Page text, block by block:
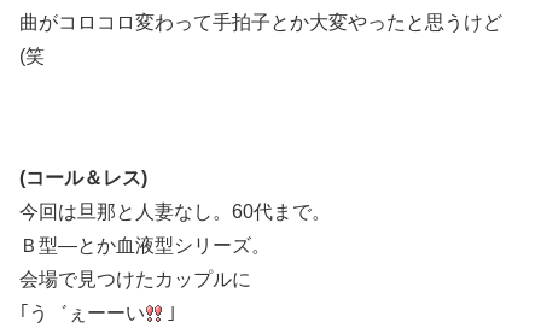
曲がコロコロ変わって手拍子とか大変やったと思うけど
(笑
(コール＆レス)
今回は旦那と人妻なし。60代まで。
Ｂ型―とか血液型シリーズ。
会場で見つけたカップルに
｢う゛ぇーーい
｣